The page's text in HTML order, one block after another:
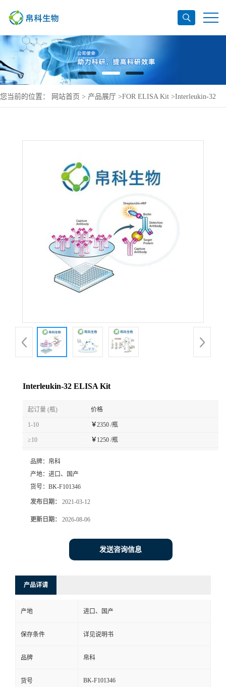
您当前的位置： 网站首页 > 产品展厅 >FOR ELISA Kit >Interleukin-32
Interleukin-32 ELISA Kit
起订量 (瓶) 价格
1-10 ￥2350 /瓶
≥10 ￥ 1250 /瓶
品牌： 帛科
产地： 进口、国产
货号： BK-F101346
发布日期： 2021-03-12
更新日期： 2026-08-06
发送咨询信息
产品详请
产地 进口、国产
保存条件 详见说明书
品牌 帛科
货号 BK-F101346